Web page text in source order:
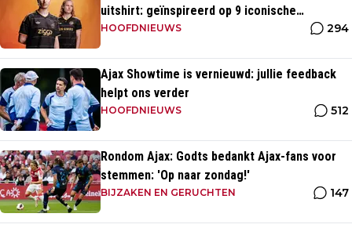
uitshirt: geïnspireerd op 9 iconische
momenten uit clubhistorie
HOOFDNIEUWS 294
Ajax Showtime is vernieuwd: jullie feedback
helpt ons verder
HOOFDNIEUWS 512
Rondom Ajax: Godts bedankt Ajax-fans voor
stemmen: 'Op naar zondag!'
BIJZAKEN EN GERUCHTEN 147